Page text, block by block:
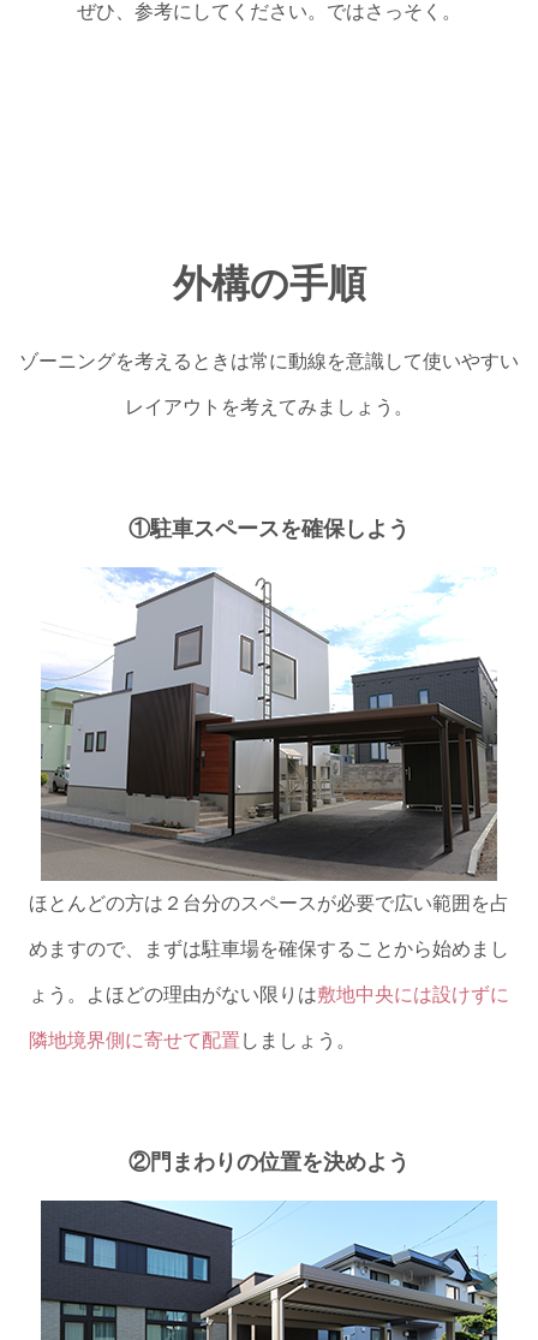
ぜひ、参考にしてください。ではさっそく。
外構の手順
ゾーニングを考えるときは常に動線を意識して使いやすい
レイアウトを考えてみましょう。
①駐車スペースを確保しよう
ほとんどの方は２台分のスペースが必要で広い範囲を占
めますので、まずは駐車場を確保することから始めまし
ょう。よほどの理由がない限りは敷地中央には設けずに
隣地境界側に寄せて配置 しましょう。
②門まわりの位置を決めよう